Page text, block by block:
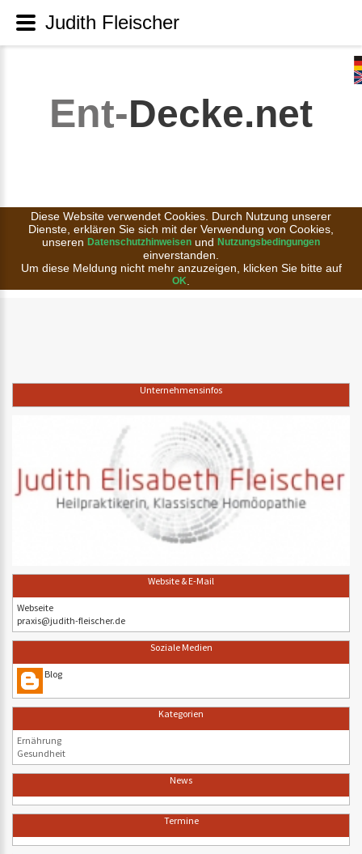
Ent-Decke.net
Diese Website verwendet Cookies. Durch Nutzung unserer
Dienste, erklären Sie sich mit der Verwendung von Cookies,
unseren Datenschutzhinweisen und Nutzungsbedingungen
einverstanden.
Um diese Meldung nicht mehr anzuzeigen, klicken Sie bitte auf
OK
Unternehmensinfos
Website & E-Mail
Webseite
praxis@judith-fleischer.de
Soziale Medien
Blog
Kategorien
Ernährung
Gesundheit
News
Termine
Judith Fleischer